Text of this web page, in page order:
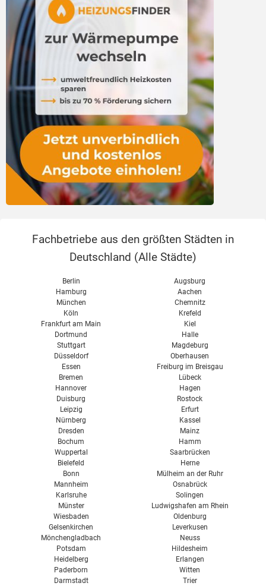
Fachbetriebe aus den größten Städten in
Deutschland (Alle Städte)
Berlin
Hamburg
München
Köln
Frankfurt am Main
Dortmund
Stuttgart
Düsseldorf
Essen
Bremen
Hannover
Duisburg
Leipzig
Nürnberg
Dresden
Bochum
Wuppertal
Bielefeld
Bonn
Mannheim
Karlsruhe
Münster
Wiesbaden
Gelsenkirchen
Mönchengladbach
Augsburg
Aachen
Chemnitz
Krefeld
Kiel
Halle
Magdeburg
Oberhausen
Freiburg im Breisgau
Lübeck
Hagen
Rostock
Erfurt
Kassel
Mainz
Hamm
Saarbrücken
Herne
Mülheim an der Ruhr
Osnabrück
Solingen
Ludwigshafen am Rhein
Oldenburg
Leverkusen
Neuss
Potsdam
Heidelberg
Paderborn
Darmstadt
Hildesheim
Erlangen
Witten
Trier